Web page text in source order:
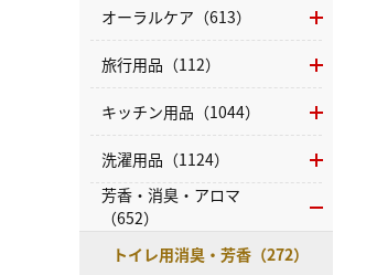
オーラルケア（613）
旅行用品（112）
キッチン用品（1044）
洗濯用品（1124）
芳香・消臭・アロマ
（652）
トイレ用消臭・芳香（272）